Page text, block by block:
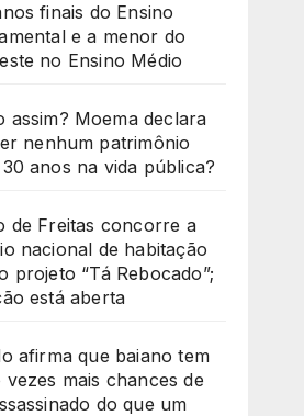
finais do Ensino
e a menor do
no Ensino Médio
assim? Moema declara
nenhum patrimônio
anos na vida pública?
de Freitas concorre a
nacional de habitação
projeto “Tá Rebocado”;
está aberta
afirma que baiano tem
vezes mais chances de
do que um